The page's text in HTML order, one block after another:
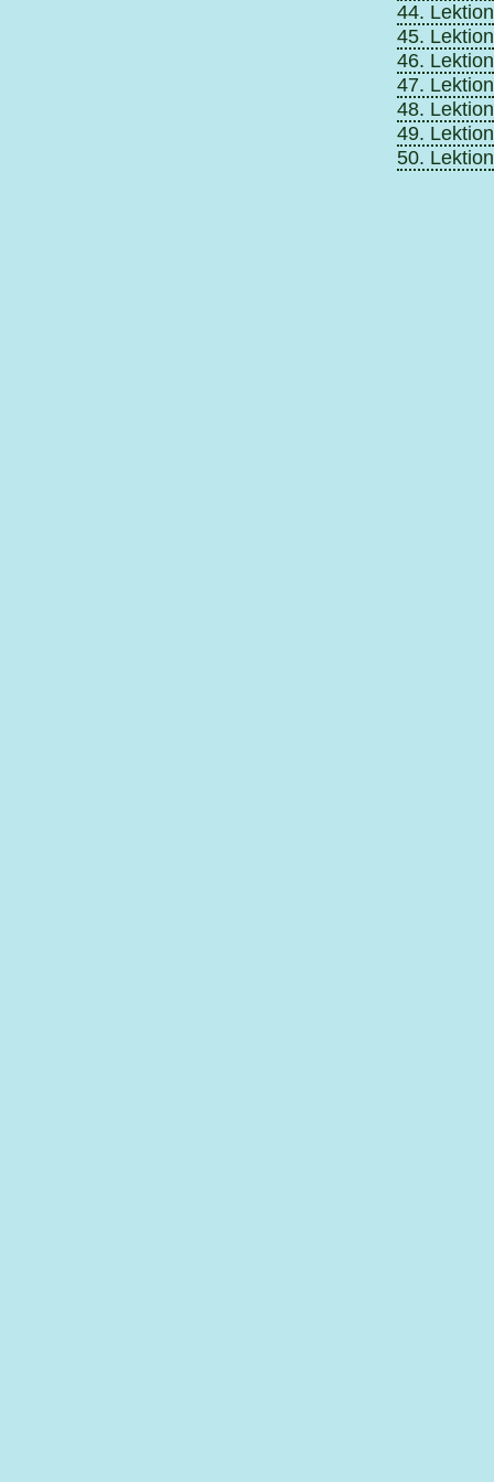
44. Lektion
45. Lektion
46. Lektion
47. Lektion
48. Lektion
49. Lektion
50. Lektion